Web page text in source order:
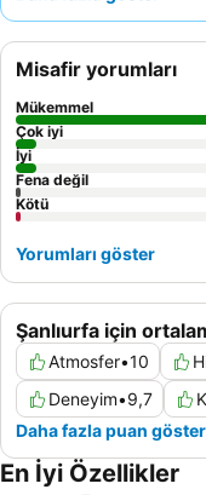
lezzetli, çeşitliserpme
yansıtan
düşünebilirsiniz.
Şanlıurfa için
Atmosfer•10
Deneyim•9,7
Daha fazla puan göster
Misafir yorumları
Mükemmel
Çok iyi
İyi
Fena değil
Kötü
Yorumları göster
En İyi Özellikler